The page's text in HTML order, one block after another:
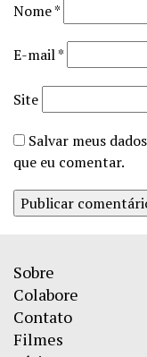
Nome*
E-mail*
Site
Salvar meus
que eu comentar.
Sobre
Colabore
Contato
Filmes